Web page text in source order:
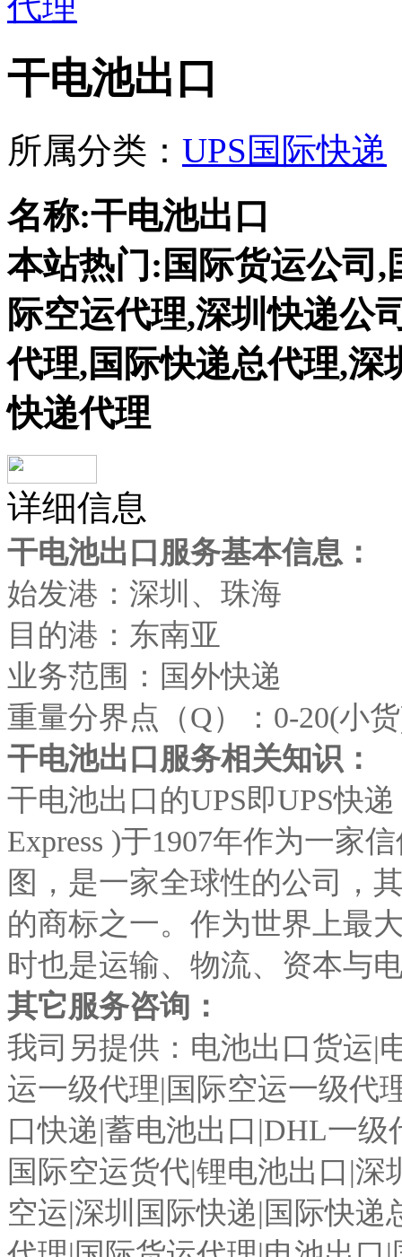
干电池出口
所属分类： UPS国际快递
名称:干电池出口
本站热门:国际货运公司
际空运代理,深圳快递公
代理,国际快递总代理,深
快递代理
详细信息
干电池出口服务基本信息：
始发港：深圳、珠海
目的港：东南亚
业务范围：国外快递
重量分界点（Q）：0-20(小
干电池出口服务相关知识：
干电池出口的UPS即UPS快
Express )于1907年作为一家
图，是一家全球性的公司，
的商标之一。作为世界上最
时也是运输、物流、资本与
其它服务咨询：
我司另提供：电池出口货运|
运一级代理|国际空运一级代
口快递|蓄电池出口|DHL一
国际空运货代|锂电池出口|
空运|深圳国际快递|国际快